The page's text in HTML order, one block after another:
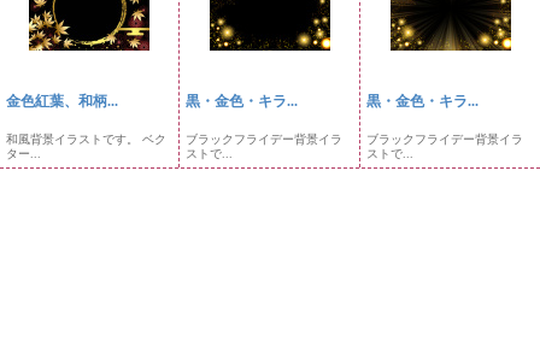
金色紅葉、和柄...
和風背景イラストです。 ベク
ター...
黒・金色・キラ...
ブラックフライデー背景イラ
ストで...
黒・金色・キラ...
ブラックフライデー背景イラ
ストで...